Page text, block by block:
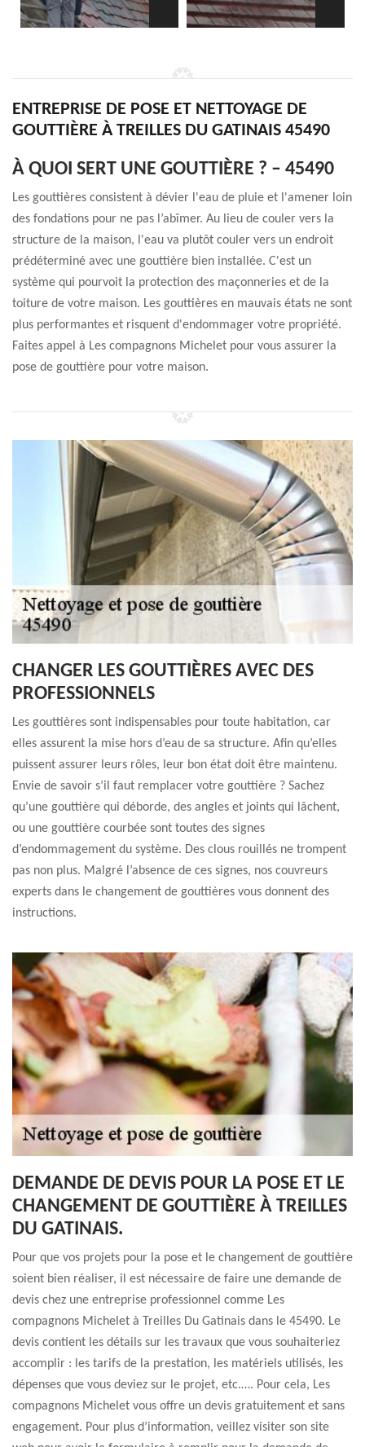
ENTREPRISE DE POSE ET NETTOYAGE DE
GOUTTIÈRE À TREILLES DU GATINAIS 45490
À QUOI SERT UNE GOUTTIÈRE ? – 45490
Les gouttières consistent à dévier l'eau de pluie et l'amener loin
des fondations pour ne pas l’abîmer. Au lieu de couler vers la
structure de la maison, l'eau va plutôt couler vers un endroit
prédéterminé avec une gouttière bien installée. C'est un
système qui pourvoit la protection des maçonneries et de la
toiture de votre maison. Les gouttières en mauvais états ne sont
plus performantes et risquent d'endommager votre propriété.
Faites appel à Les compagnons Michelet pour vous assurer la
pose de gouttière pour votre maison.
CHANGER LES GOUTTIÈRES AVEC DES
PROFESSIONNELS
Les gouttières sont indispensables pour toute habitation, car
elles assurent la mise hors d’eau de sa structure. Afin qu’elles
puissent assurer leurs rôles, leur bon état doit être maintenu.
Envie de savoir s’il faut remplacer votre gouttière ? Sachez
qu’une gouttière qui déborde, des angles et joints qui lâchent,
ou une gouttière courbée sont toutes des signes
d’endommagement du système. Des clous rouillés ne trompent
pas non plus. Malgré l’absence de ces signes, nos couvreurs
experts dans le changement de gouttières vous donnent des
instructions.
DEMANDE DE DEVIS POUR LA POSE ET LE
CHANGEMENT DE GOUTTIÈRE À TREILLES
DU GATINAIS.
Pour que vos projets pour la pose et le changement de gouttière
soient bien réaliser, il est nécessaire de faire une demande de
devis chez une entreprise professionnel comme Les
compagnons Michelet à Treilles Du Gatinais dans le 45490. Le
devis contient les détails sur les travaux que vous souhaiteriez
accomplir : les tarifs de la prestation, les matériels utilisés, les
dépenses que vous deviez sur le projet, etc.…. Pour cela, Les
compagnons Michelet vous offre un devis gratuitement et sans
engagement. Pour plus d’information, veillez visiter son site